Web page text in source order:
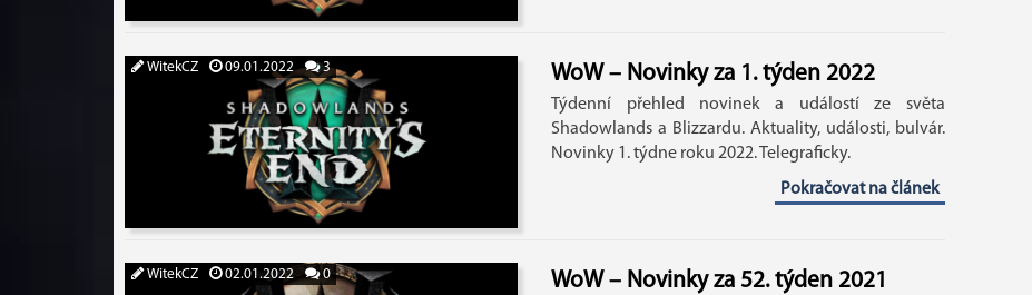
WitekCZ 09.01.2022 3 WoW – Novinky za 1. týden 2022
Týdenní přehled novinek a událostí ze světa
Shadowlands a Blizzardu. Aktuality, události, bulvár.
Novinky 1. týdne roku 2022. Telegraficky.
Pokračovat na článek
WitekCZ 02.01.2022 0 WoW – Novinky za 52. týden 2021